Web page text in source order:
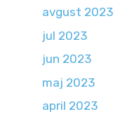
avgust 2023
jul 2023
jun 2023
maj 2023
april 2023